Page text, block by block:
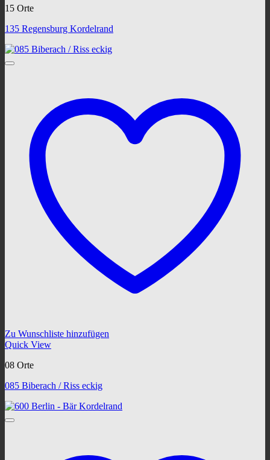
15 Orte
135 Regensburg Kordelrand
Zu Wunschliste hinzufügen
Quick View
08 Orte
085 Biberach / Riss eckig